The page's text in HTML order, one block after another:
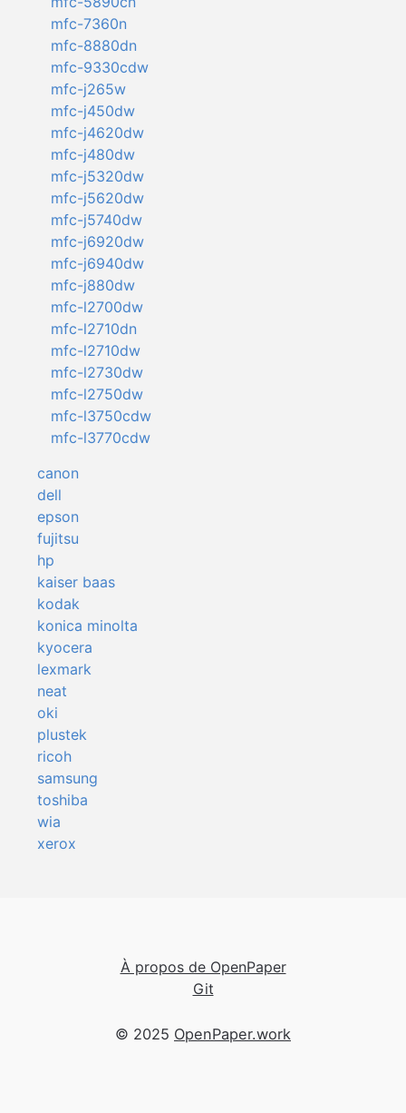
mfc-7360n
mfc-8880dn
mfc-9330cdw
mfc-j265w
mfc-j450dw
mfc-j4620dw
mfc-j480dw
mfc-j5320dw
mfc-j5620dw
mfc-j5740dw
mfc-j6920dw
mfc-j6940dw
mfc-j880dw
mfc-l2700dw
mfc-l2710dn
mfc-l2710dw
mfc-l2730dw
mfc-l2750dw
mfc-l3750cdw
mfc-l3770cdw
canon
dell
epson
fujitsu
hp
kaiser baas
kodak
konica minolta
kyocera
lexmark
neat
oki
plustek
ricoh
samsung
toshiba
wia
xerox
À propos de OpenPaper
Git
© 2025 OpenPaper.work